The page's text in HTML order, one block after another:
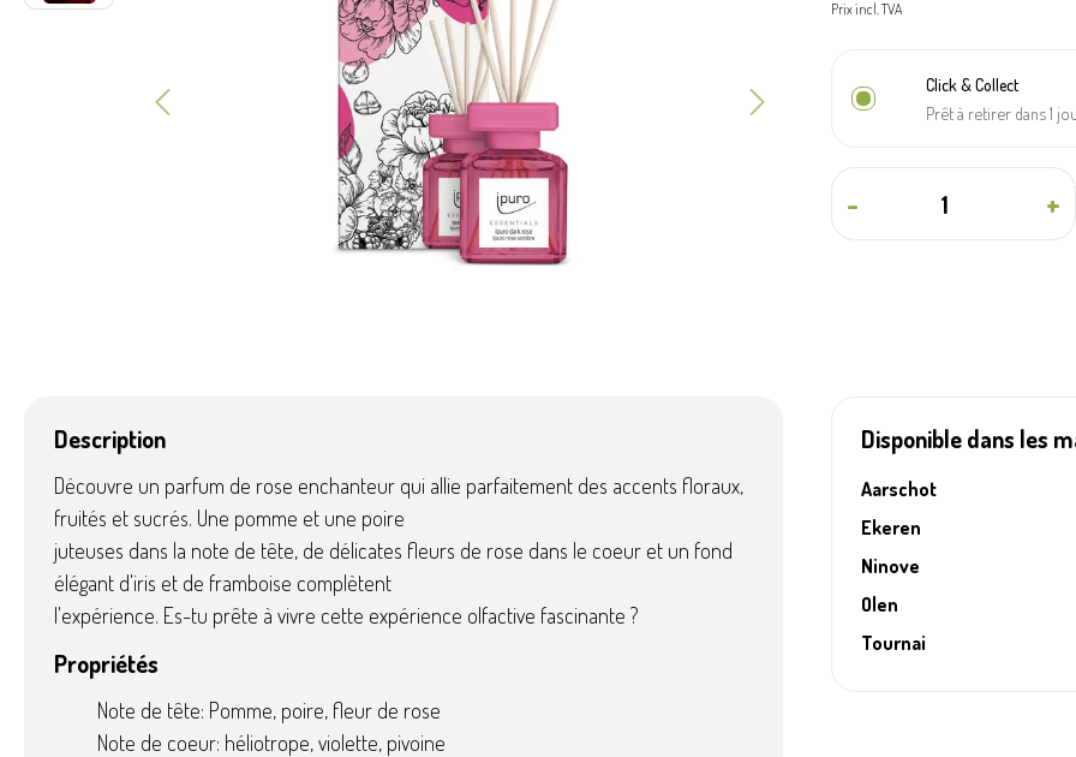
Ecocheques
Prix incl. TVA
Click & Collect
Prêt à retirer dans 1
+
-
Description
Découvre un parfum de rose enchanteur qui allie parfaitement des accents floraux,
fruités et sucrés. Une pomme et une poire
juteuses dans la note de tête, de délicates fleurs de rose dans le coeur et un fond
élégant d'iris et de framboise complètent
l'expérience. Es-tu prête à vivre cette expérience olfactive fascinante ?
Propriétés
Note de tête: Pomme, poire, fleur de rose
Note de coeur: héliotrope, violette, pivoine
Disponible dans les
Aarschot
Ekeren
Ninove
Olen
Tournai